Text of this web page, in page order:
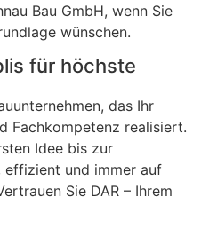
Bau GmbH, wenn Sie
wünschen.
für höchste
das Ihr
Fachkompetenz realisiert.
Idee bis zur
effizient und immer auf
Sie DAR – Ihrem